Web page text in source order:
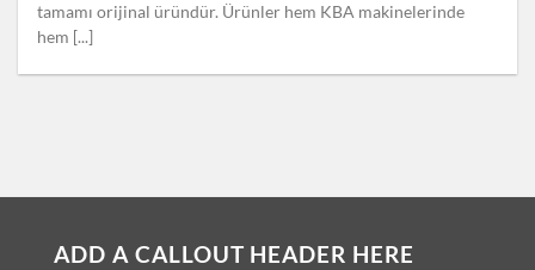
tamamı orijinal üründür. Ürünler hem KBA makinelerinde
hem [...]
ADD A CALLOUT HEADER HERE